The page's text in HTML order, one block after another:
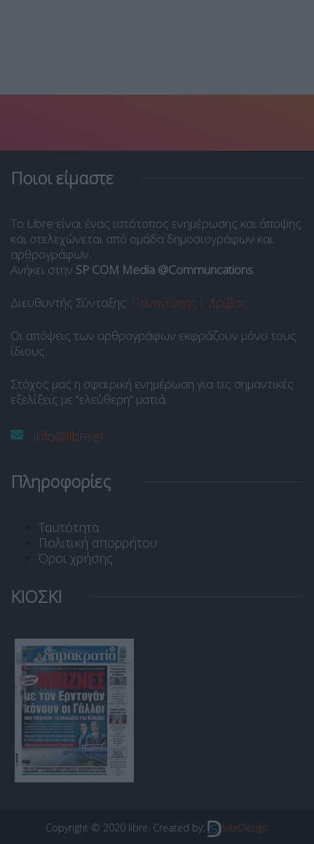
Ποιοι είμαστε
Το Libre είναι ένας ιστότοπος ενημέρωσης και άποψης
και στελεχώνεται από ομάδα δημοσιογράφων και
αρθρογράφων.
Ανήκει στην SP COM Media @Communcations.
Διευθυντής Σύνταξης: Παναγιώτης Ι. Δρίβας.
Οι απόψεις των αρθρογράφων εκφράζουν μόνο τους
ίδιους.
Στόχος μας η σφαιρική ενημέρωση για τις σημαντικές
εξελίξεις με “ελεύθερη” ματιά.
info@libre.gr
Πληροφορίες
Ταυτότητα
Πολιτική απορρήτου
Όροι χρήσης
ΚΙΟΣΚΙ
Copyright © 2020 libre. Created by: SiteDesign